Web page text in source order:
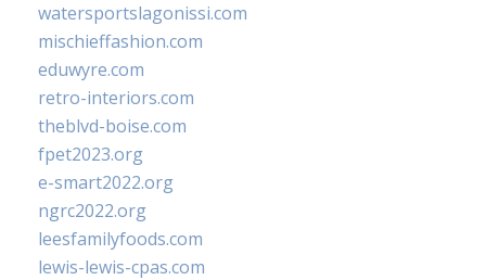
watersportslagonissi.com
mischieffashion.com
eduwyre.com
retro-interiors.com
theblvd-boise.com
fpet2023.org
e-smart2022.org
ngrc2022.org
leesfamilyfoods.com
lewis-lewis-cpas.com